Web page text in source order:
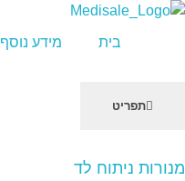
לֵב:
בית מידע נוסף
תפריט
מנורות ניתוח לד